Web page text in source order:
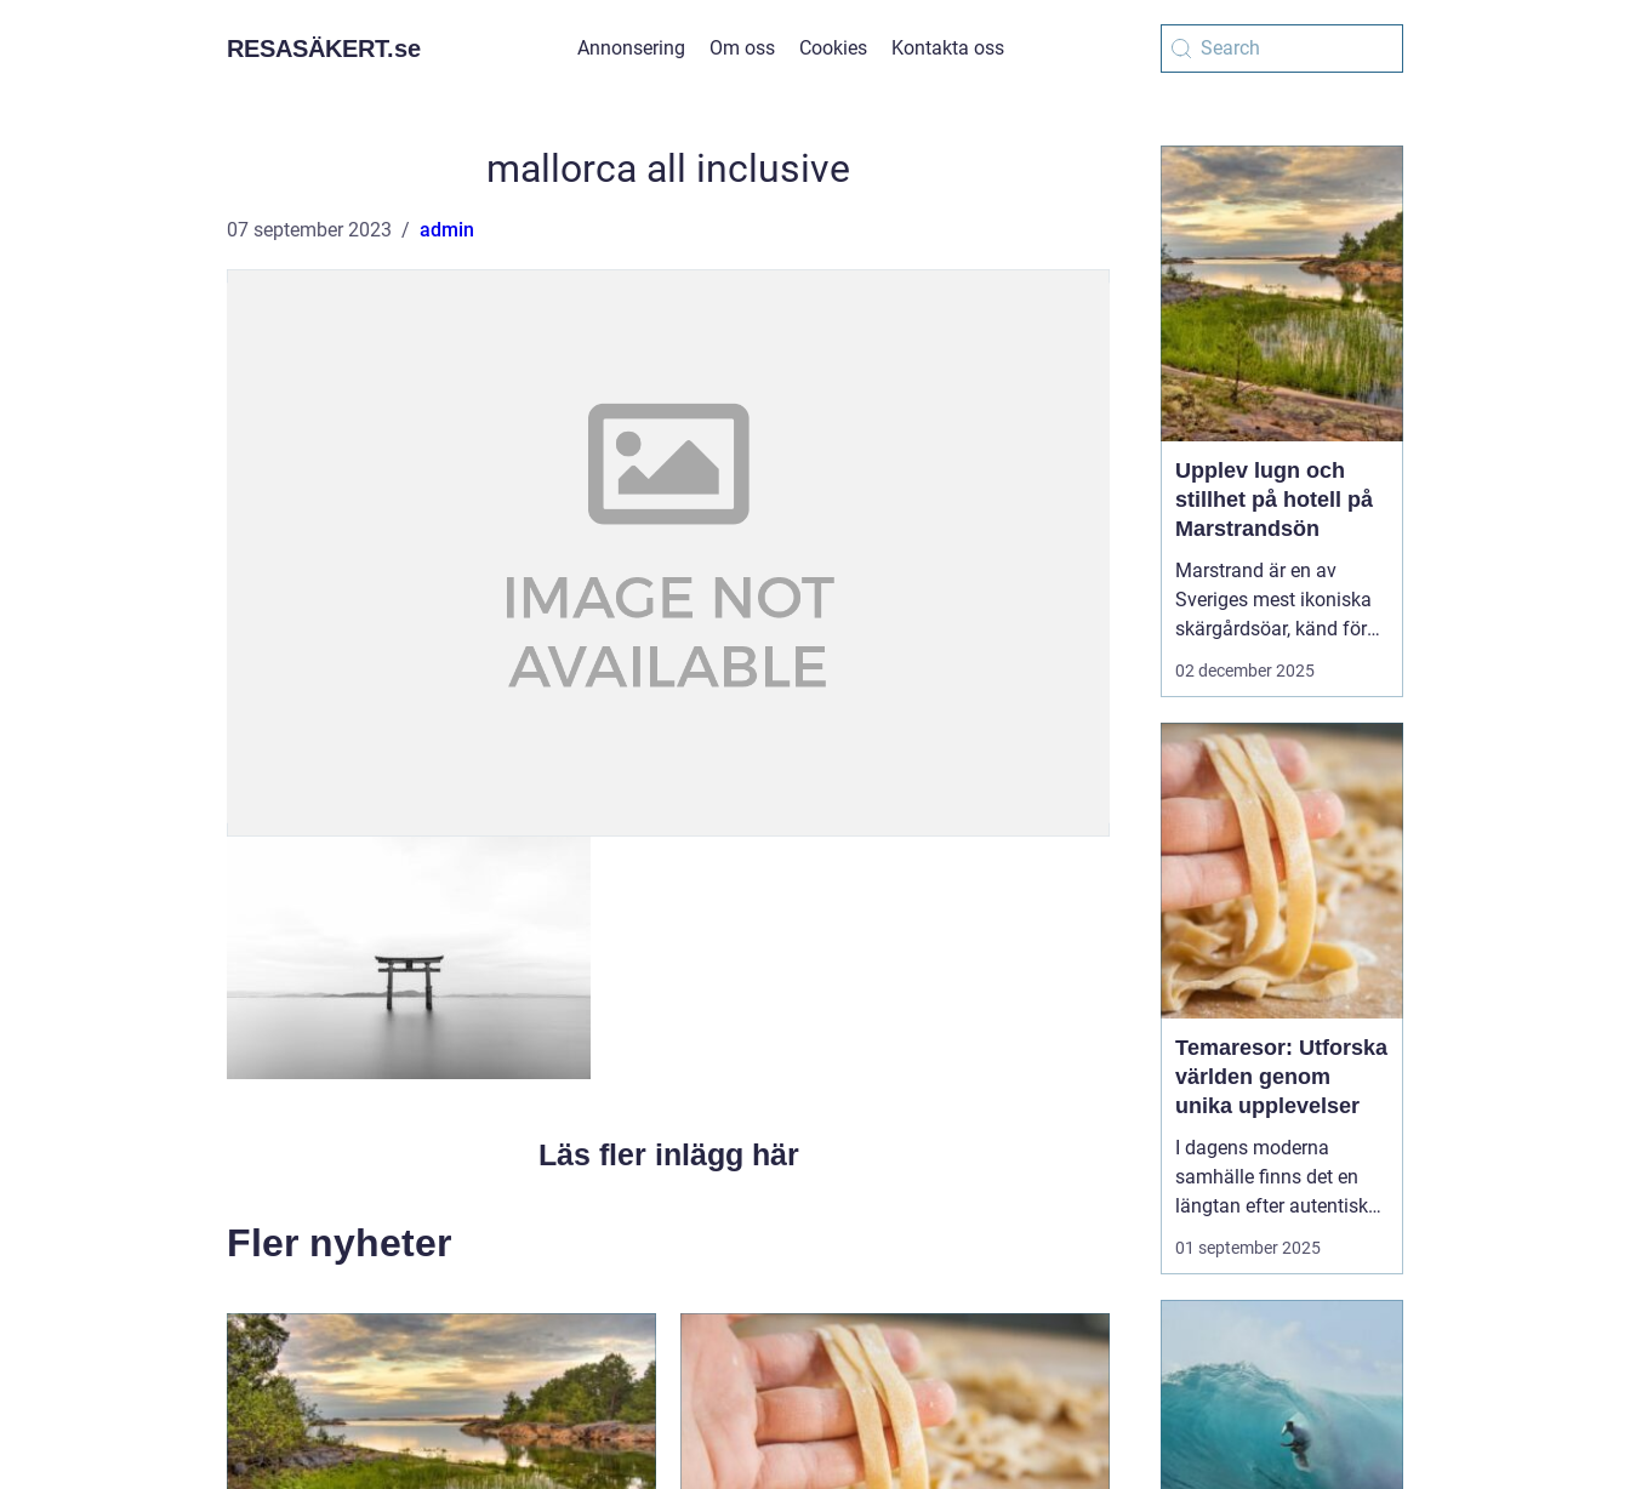
RESASÄKERT.se Annonsering Om oss Cookies Kontakta oss
mallorca all inclusive
07 september 2023 admin
Läs fler inlägg här
Fler nyheter
Upplev lugn och
stillhet på hotell på
Marstrandsön
Marstrand är en av
Sveriges mest ikoniska
skärgårdsöar, känd för
sin rika historia,
i närheten av Göteborg,
erbjuder Marstrand en
perfekt tillflykts...
02 december 2025
Temaresor: Utforska
världen genom
unika upplevelser
I dagens moderna
samhälle finns det en
längtan efter autentiska
och minnesvärda
reseupplevelser som går
för många resenärer so...
01 september 2025